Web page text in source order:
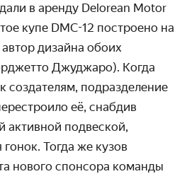
в аренду Delorean Motor
купе DMC-12 построено на
дизайна обоих
Джуджаро). Когда
создателям, подразделение
её, снабдив
активной подвеской,
Тогда же кузов
нового спонсора команды